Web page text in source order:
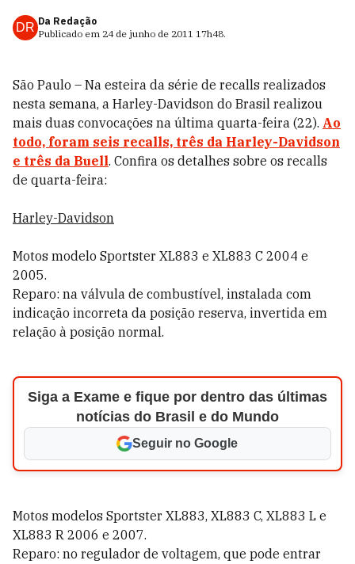
DR Da Redação
Publicado em 24 de junho de 2011 17h48.
São Paulo – Na esteira da série de recalls realizados
nesta semana, a Harley-Davidson do Brasil realizou
mais duas convocações na última quarta-feira (22). Ao
todo, foram seis recalls, três da Harley-Davidson
e três da Buell. Confira os detalhes sobre os recalls
de quarta-feira:
Harley-Davidson
Motos modelo Sportster XL883 e XL883 C 2004 e
2005.
Reparo: na válvula de combustível, instalada com
indicação incorreta da posição reserva, invertida em
relação à posição normal.
Siga a Exame e fique por dentro das últimas
notícias do Brasil e do Mundo
Seguir no Google
Motos modelos Sportster XL883, XL883 C, XL883 L e
XL883 R 2006 e 2007.
Reparo: no regulador de voltagem, que pode entrar